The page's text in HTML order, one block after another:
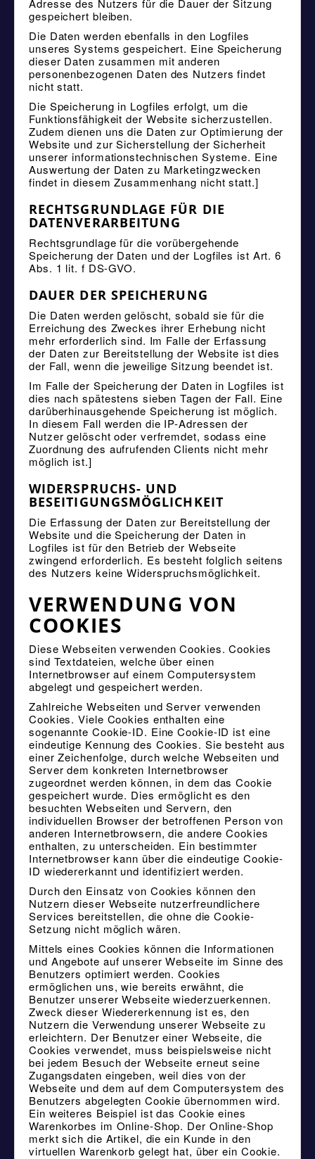
Adresse des Nutzers für die Dauer der Sitzung
gespeichert bleiben.
Die Daten werden ebenfalls in den Logfiles
unseres Systems gespeichert. Eine Speicherung
dieser Daten zusammen mit anderen
personenbezogenen Daten des Nutzers findet
nicht statt.
Die Speicherung in Logfiles erfolgt, um die
Funktionsfähigkeit der Website sicherzustellen.
Zudem dienen uns die Daten zur Optimierung der
Website und zur Sicherstellung der Sicherheit
unserer informationstechnischen Systeme. Eine
Auswertung der Daten zu Marketingzwecken
findet in diesem Zusammenhang nicht statt.]
RECHTSGRUNDLAGE FÜR DIE
DATENVERARBEITUNG
Rechtsgrundlage für die vorübergehende
Speicherung der Daten und der Logfiles ist Art. 6
Abs. 1 lit. f DS-GVO.
DAUER DER SPEICHERUNG
Die Daten werden gelöscht, sobald sie für die
Erreichung des Zweckes ihrer Erhebung nicht
mehr erforderlich sind. Im Falle der Erfassung
der Daten zur Bereitstellung der Website ist dies
der Fall, wenn die jeweilige Sitzung beendet ist.
Im Falle der Speicherung der Daten in Logfiles ist
dies nach spätestens sieben Tagen der Fall. Eine
darüberhinausgehende Speicherung ist möglich.
In diesem Fall werden die IP-Adressen der
Nutzer gelöscht oder verfremdet, sodass eine
Zuordnung des aufrufenden Clients nicht mehr
möglich ist.]
WIDERSPRUCHS- UND
BESEITIGUNGSMÖGLICHKEIT
Die Erfassung der Daten zur Bereitstellung der
Website und die Speicherung der Daten in
Logfiles ist für den Betrieb der Webseite
zwingend erforderlich. Es besteht folglich seitens
des Nutzers keine Widerspruchsmöglichkeit.
VERWENDUNG VON
COOKIES
Diese Webseiten verwenden Cookies. Cookies
sind Textdateien, welche über einen
Internetbrowser auf einem Computersystem
abgelegt und gespeichert werden.
Zahlreiche Webseiten und Server verwenden
Cookies. Viele Cookies enthalten eine
sogenannte Cookie-ID. Eine Cookie-ID ist eine
eindeutige Kennung des Cookies. Sie besteht aus
einer Zeichenfolge, durch welche Webseiten und
Server dem konkreten Internetbrowser
zugeordnet werden können, in dem das Cookie
gespeichert wurde. Dies ermöglicht es den
besuchten Webseiten und Servern, den
individuellen Browser der betroffenen Person von
anderen Internetbrowsern, die andere Cookies
enthalten, zu unterscheiden. Ein bestimmter
Internetbrowser kann über die eindeutige Cookie-
ID wiedererkannt und identifiziert werden.
Durch den Einsatz von Cookies können den
Nutzern dieser Webseite nutzerfreundlichere
Services bereitstellen, die ohne die Cookie-
Setzung nicht möglich wären.
Mittels eines Cookies können die Informationen
und Angebote auf unserer Webseite im Sinne des
Benutzers optimiert werden. Cookies
ermöglichen uns, wie bereits erwähnt, die
Benutzer unserer Webseite wiederzuerkennen.
Zweck dieser Wiedererkennung ist es, den
Nutzern die Verwendung unserer Webseite zu
erleichtern. Der Benutzer einer Webseite, die
Cookies verwendet, muss beispielsweise nicht
bei jedem Besuch der Webseite erneut seine
Zugangsdaten eingeben, weil dies von der
Webseite und dem auf dem Computersystem des
Benutzers abgelegten Cookie übernommen wird.
Ein weiteres Beispiel ist das Cookie eines
Warenkorbes im Online-Shop. Der Online-Shop
merkt sich die Artikel, die ein Kunde in den
virtuellen Warenkorb gelegt hat, über ein Cookie.